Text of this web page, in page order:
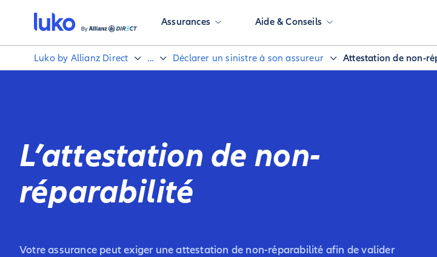
Assurances Aide & Conseils
Luko by Allianz Direct ... Déclarer un sinistre à son assureur Attestation de non-
L’attestation de non-
réparabilité
Votre assurance peut exiger une attestation de non-réparabilité afin de valider